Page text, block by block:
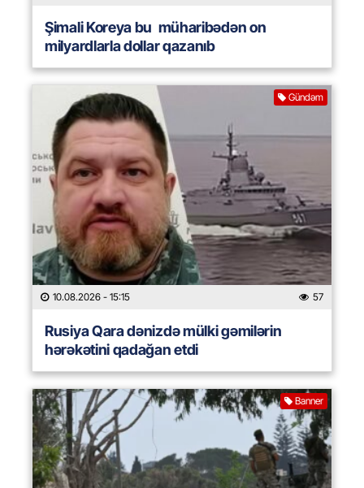
Şimali Koreya bu müharibədən on
milyardlarla dollar qazanıb
Gündəm
10.08.2026 - 15:15 57
Rusiya Qara dənizdə mülki gəmilərin
hərəkətini qadağan etdi
Banner